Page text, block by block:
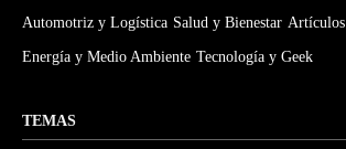
Automotriz y Logística Salud y Bienestar Artículos
Energía y Medio Ambiente Tecnología y Geek
TEMAS